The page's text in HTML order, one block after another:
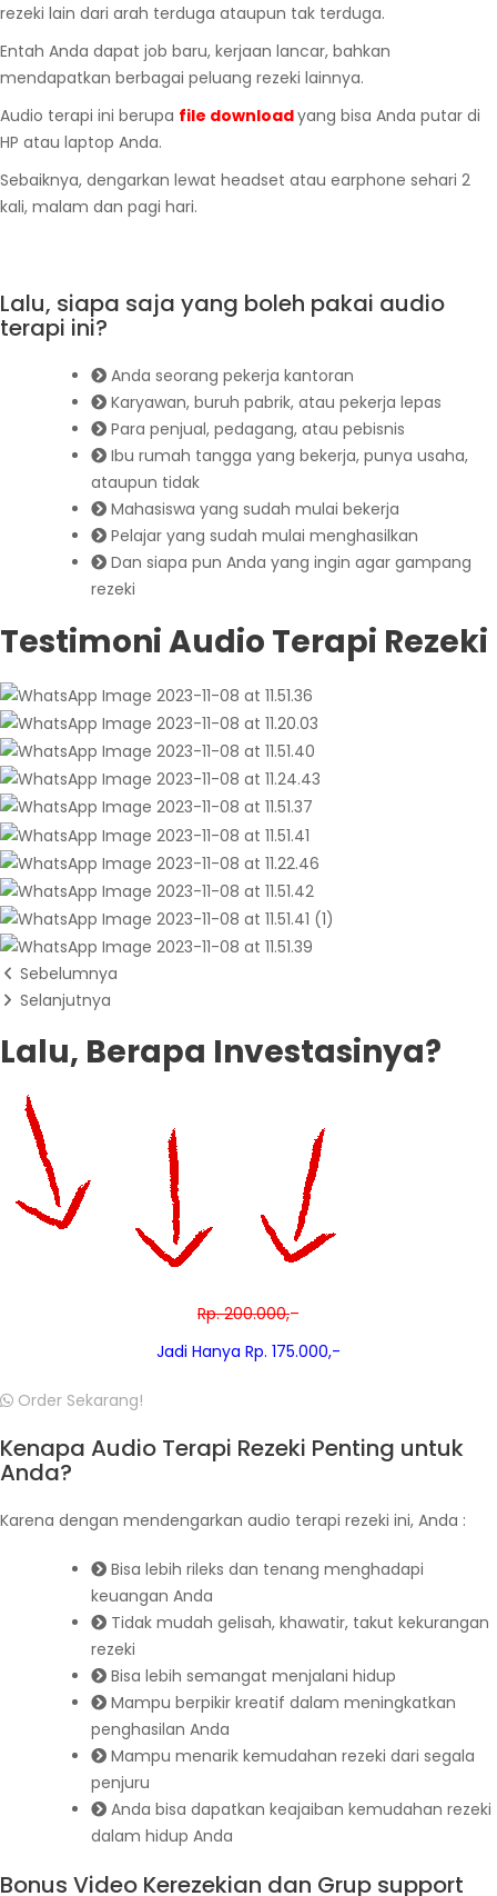
rezeki lain dari arah terduga ataupun tak terduga.
Entah Anda dapat job baru, kerjaan lancar, bahkan
mendapatkan berbagai peluang rezeki lainnya.
Audio terapi ini berupa file downloadyang bisa Anda putar di
HP atau laptop Anda.
Sebaiknya, dengarkan lewat headset atau earphone sehari 2
kali, malam dan pagi hari.
Lalu, siapa saja yang boleh pakai audio
terapi ini?
Anda seorang pekerja kantoran
Karyawan, buruh pabrik, atau pekerja lepas
Para penjual, pedagang, atau pebisnis
Ibu rumah tangga yang bekerja, punya usaha,
ataupun tidak
Mahasiswa yang sudah mulai bekerja
Pelajar yang sudah mulai menghasilkan
Dan siapa pun Anda yang ingin agar gampang
rezeki
Testimoni Audio Terapi Rezeki
Sebelumnya
Selanjutnya
Lalu, Berapa Investasinya?
Rp. 200.000,–
Jadi Hanya Rp. 175.000,-
Order Sekarang!
Kenapa Audio Terapi Rezeki Penting untuk
Anda?
Karena dengan mendengarkan audio terapi rezeki ini, Anda :
Bisa lebih rileks dan tenang menghadapi
keuangan Anda
Tidak mudah gelisah, khawatir, takut kekurangan
rezeki
Bisa lebih semangat menjalani hidup
Mampu berpikir kreatif dalam meningkatkan
penghasilan Anda
Mampu menarik kemudahan rezeki dari segala
penjuru
Anda bisa dapatkan keajaiban kemudahan rezeki
dalam hidup Anda
Bonus Video Kerezekian dan Grup support